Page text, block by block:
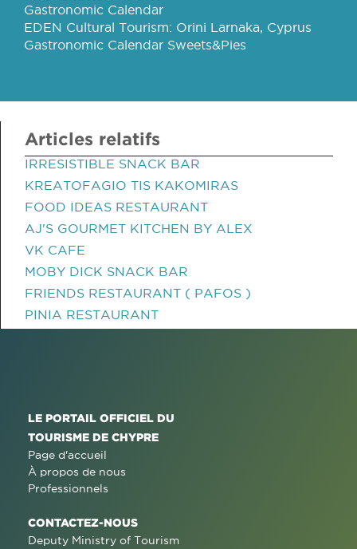
Gastronomic Calendar
EDEN Cultural Tourism: Orini Larnaka, Cyprus
Gastronomic Calendar Sweets&Pies
Articles relatifs
IRRESISTIBLE SNACK BAR
KREATOFAGIO TIS KAKOMIRAS
FOOD IDEAS RESTAURANT
AJ'S GOURMET KITCHEN BY ALEX
VK CAFE
MOBY DICK SNACK BAR
FRIENDS RESTAURANT ( PAFOS )
PINIA RESTAURANT
LE PORTAIL OFFICIEL DU
TOURISME DE CHYPRE
Page d'accueil
À propos de nous
Professionnels
CONTACTEZ-NOUS
Deputy Ministry of Tourism